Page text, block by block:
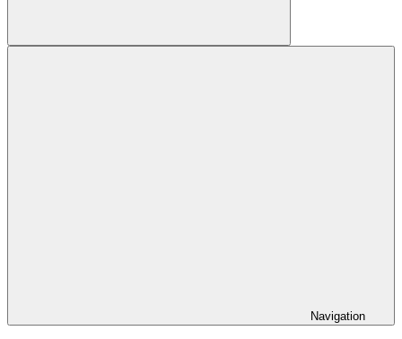
Suchen
Navigation